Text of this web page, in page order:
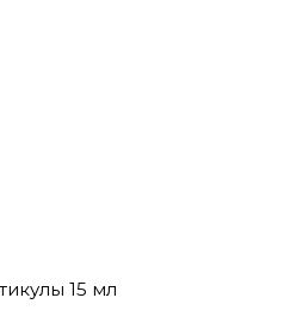
15 мл